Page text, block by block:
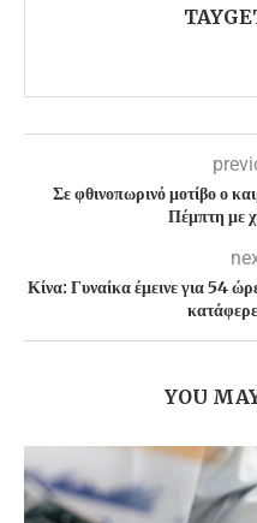
Σε φθινοπωρινό μοτίβο ο
Πέμπτη με
Κίνα: Γυναίκα έμεινε για 54
YOU